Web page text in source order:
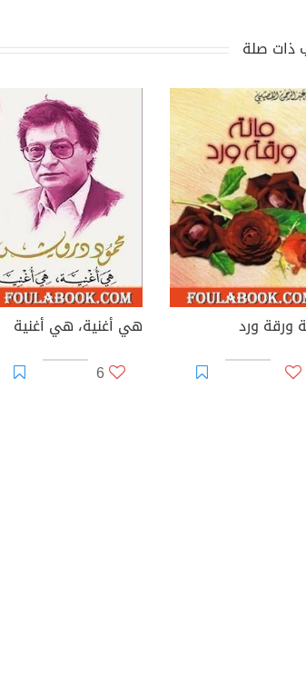
ذات صلة
ورقة ورد
هي أغنية، هي أغنية
6